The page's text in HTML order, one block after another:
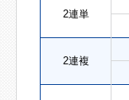
2連単
2連複